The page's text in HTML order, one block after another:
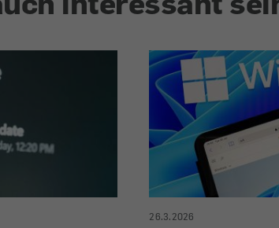
26.3.2026